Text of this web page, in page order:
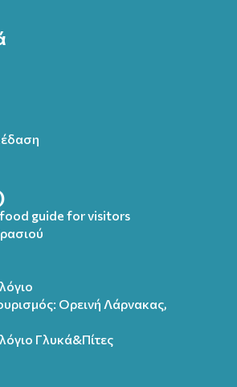
guide for visitors
Ορεινή Λάρνακας,
Γλυκά&Πίτες